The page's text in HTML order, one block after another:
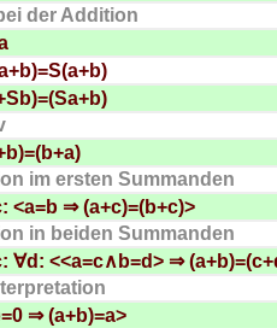
der Addition
im ersten Summanden
<a=b ⇒ (a+c)=(b+c)>
in beiden Summanden
∀d: <<a=c∧b=d> ⇒
⇒ (a+b)=a>